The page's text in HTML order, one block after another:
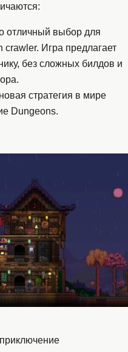
отличный выбор для
Игра предлагает
без сложных билдов и
стратегия в мире
Dungeons.